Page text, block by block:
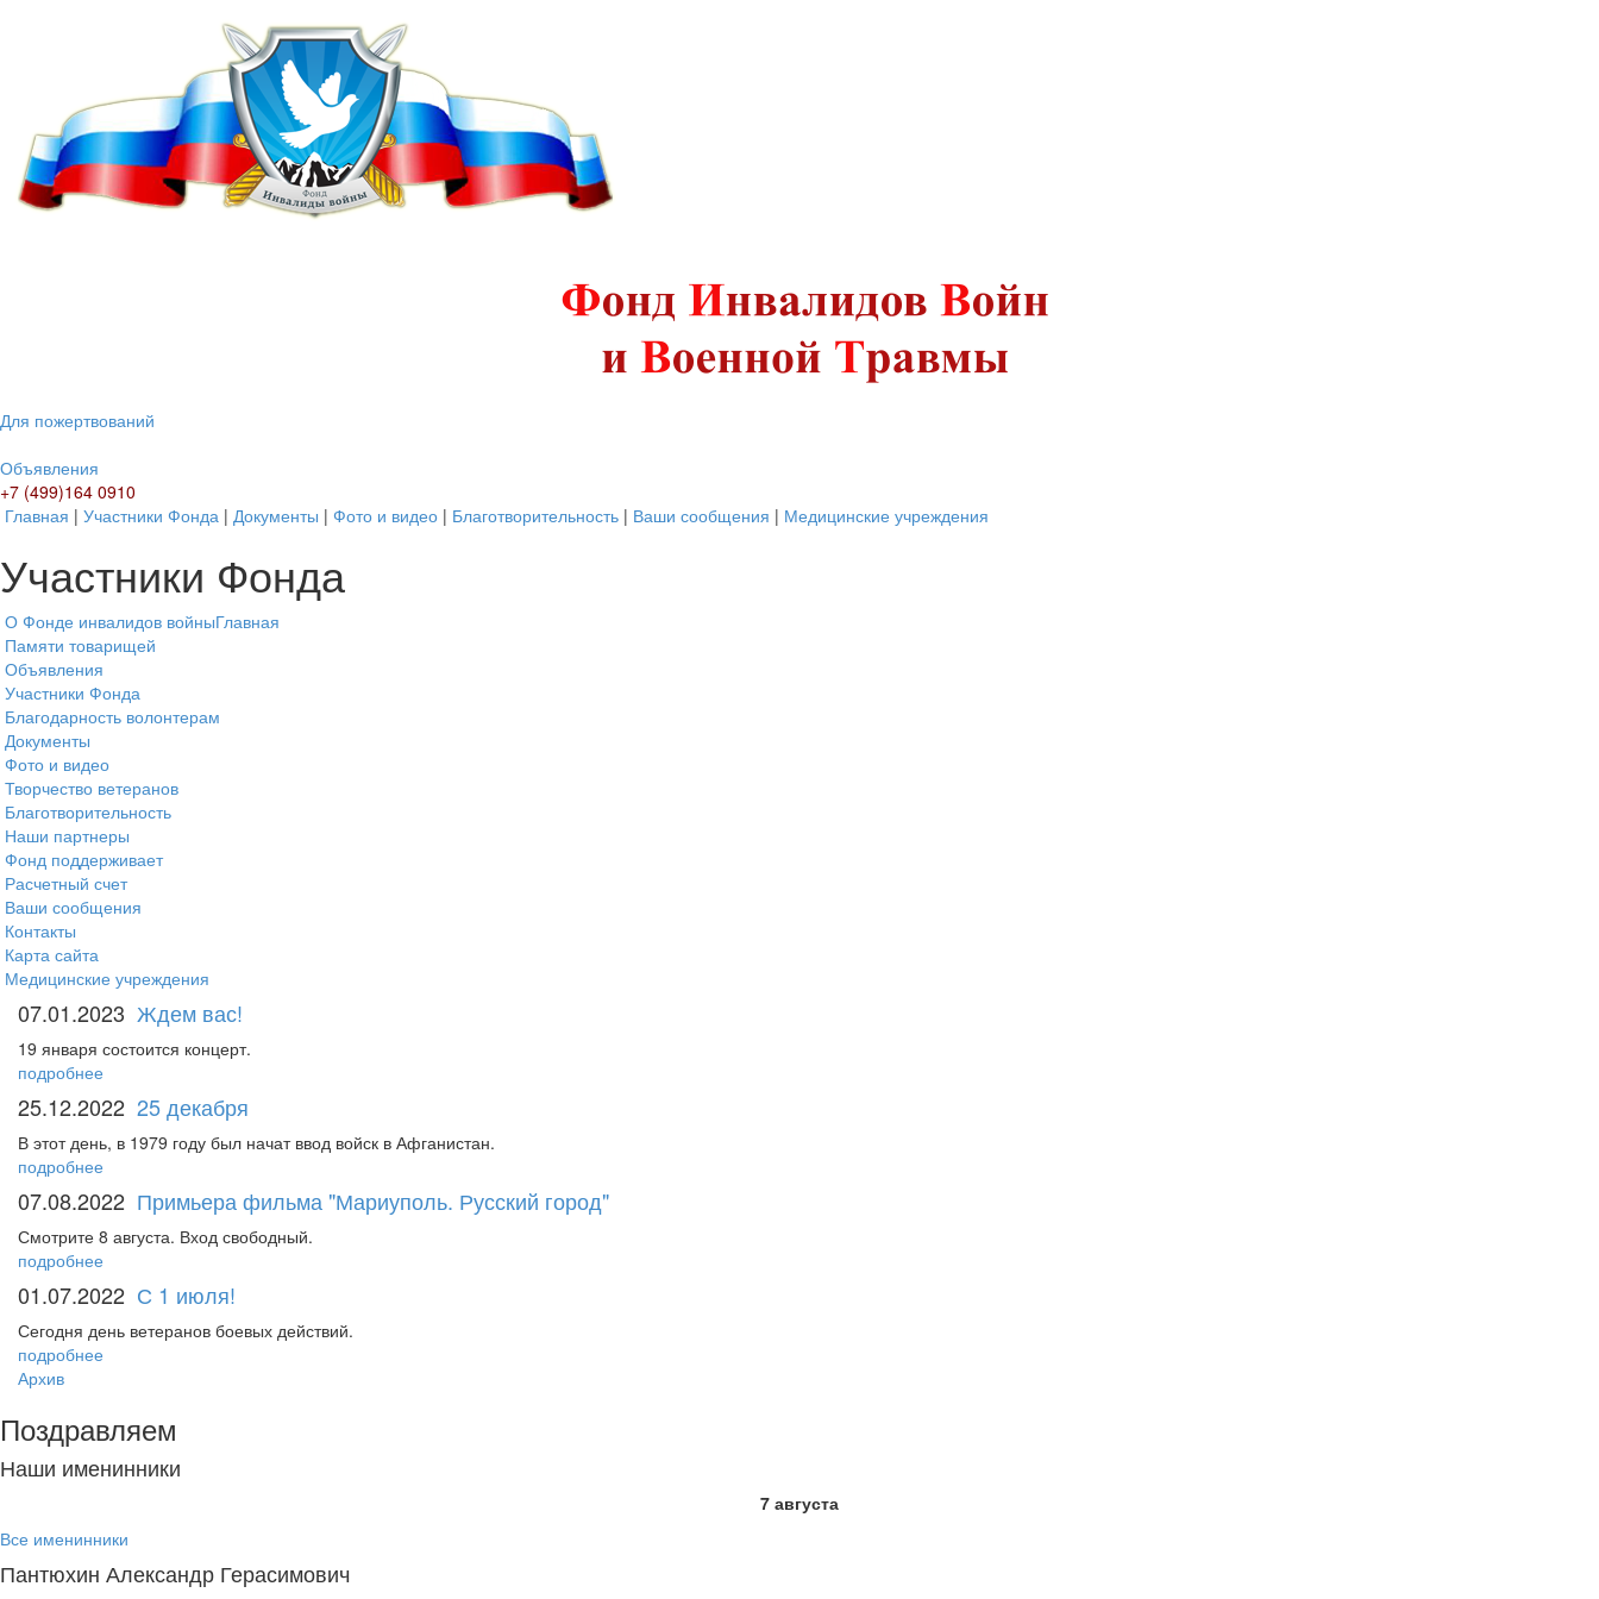
Для пожертвований
Объявления
+7 (499)164 0910
Главная | Участники Фонда | Документы | Фото и видео | Благотворительность | Ваши сообщения | Медицинские учреждения
Участники Фонда
Главная
О Фонде инвалидов войны
Памяти товарищей
Объявления
Участники Фонда
Благодарность волонтерам
Документы
Фото и видео
Творчество ветеранов
Благотворительность
Наши партнеры
Фонд поддерживает
Расчетный счет
Ваши сообщения
Контакты
Карта сайта
Медицинские учреждения
07.01.2023 Ждем вас!
19 января состоится концерт.
подробнее
25.12.2022 25 декабря
В этот день, в 1979 году был начат ввод войск в Афганистан.
подробнее
07.08.2022 Примьера фильма "Мариуполь. Русский город"
Смотрите 8 августа. Вход свободный.
подробнее
01.07.2022 С 1 июля!
Сегодня день ветеранов боевых действий.
подробнее
Архив
Поздравляем
Наши именинники
7 августа
Все именинники
Пантюхин Александр Герасимович